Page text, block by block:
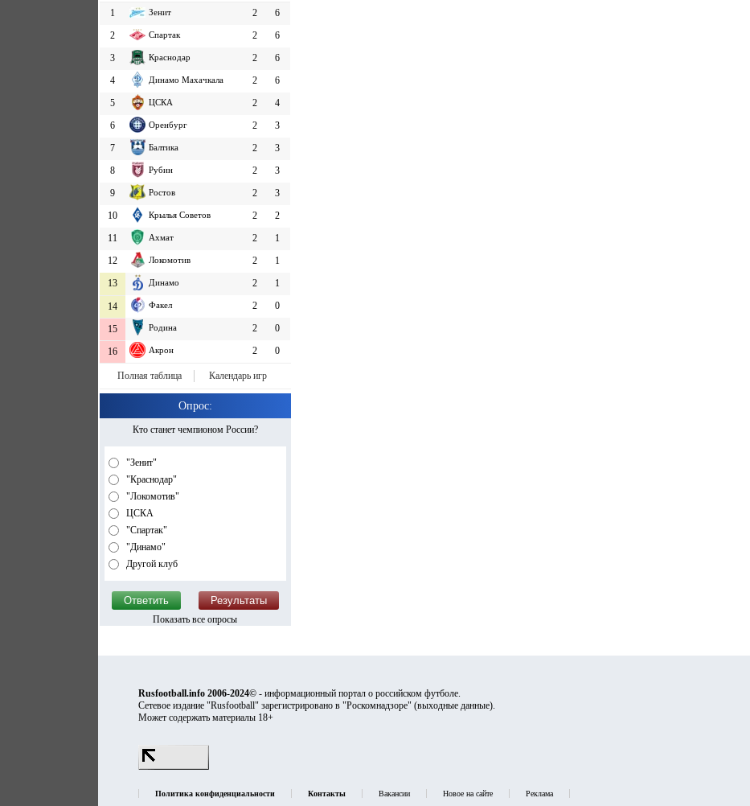
1 Зенит 2
6
2
Спартак 2
6
3
Краснодар 2
6
4
Динамо Махачкала 2
6
5
ЦСКА 2
4
6
Оренбург 2
3
7
Балтика 2
3
8
Рубин 2
3
9
Ростов 2
3
10
Крылья Советов 2
2
11
Ахмат 2
1
12
Локомотив 2
1
13
Динамо 2 1
14 Факел 2 0
15 Родина 2 0
16 Акрон 2 0
Полная таблица Календарь игр
Опрос:
Кто станет чемпионом России?
"Зенит"
"Краснодар"
"Локомотив"
ЦСКА
"Спартак"
"Динамо"
Другой клуб
Показать все опросы
Rusfootball.info 2006-2024© - информационный портал о российском футболе.
Сетевое издание "Rusfootball" зарегистрировано в "Роскомнадзоре" (выходные данные).
Может содержать материалы 18+
Политика конфиденциальности Контакты Вакансии Новое на сайте Реклама